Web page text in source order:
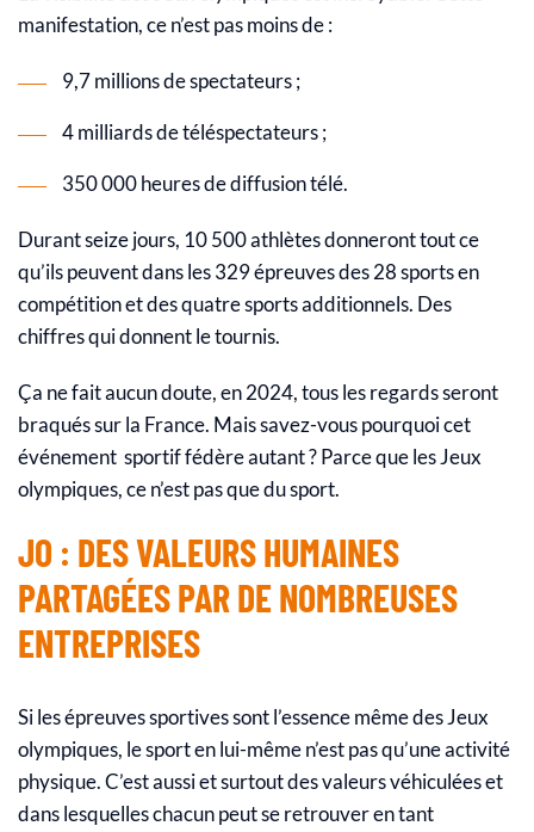
manifestation, ce n’est pas moins de :
9,7 millions de spectateurs ;
4 milliards de téléspectateurs ;
350 000 heures de diffusion télé.
Durant seize jours, 10 500 athlètes donneront tout ce
qu’ils peuvent dans les 329 épreuves des 28 sports en
compétition et des quatre sports additionnels. Des
chiffres qui donnent le tournis.
Ça ne fait aucun doute, en 2024, tous les regards seront
braqués sur la France. Mais savez-vous pourquoi cet
événement sportif fédère autant ? Parce que les Jeux
olympiques, ce n’est pas que du sport.
JO : DES VALEURS HUMAINES
PARTAGÉES PAR DE NOMBREUSES
ENTREPRISES
Si les épreuves sportives sont l’essence même des Jeux
olympiques, le sport en lui-même n’est pas qu’une activité
physique. C’est aussi et surtout des valeurs véhiculées et
dans lesquelles chacun peut se retrouver en tant